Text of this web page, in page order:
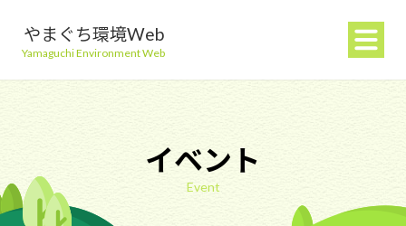
やまぐち環境Web
Yamaguchi Environment Web
地球温暖化を防ぐ
イベント
Event